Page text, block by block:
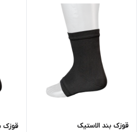
قوزک بند الاستیک
قوزک